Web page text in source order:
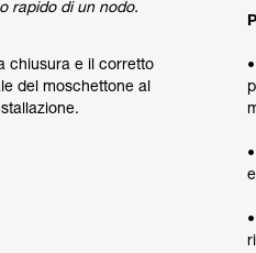
rapido di un nodo.
chiusura e il corretto
del moschettone al